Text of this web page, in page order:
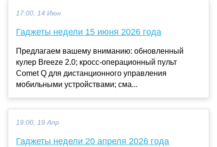
17:00, 14 Июн
Гаджеты недели 15 июня 2026 года
Предлагаем вашему вниманию: обновленный
кулер Breeze 2.0; кросс-операционный пульт
Comet Q для дистанционного управления
мобильными устройствами; сма...
19:00, 19 Апр
Гаджеты недели 20 апреля 2026 года